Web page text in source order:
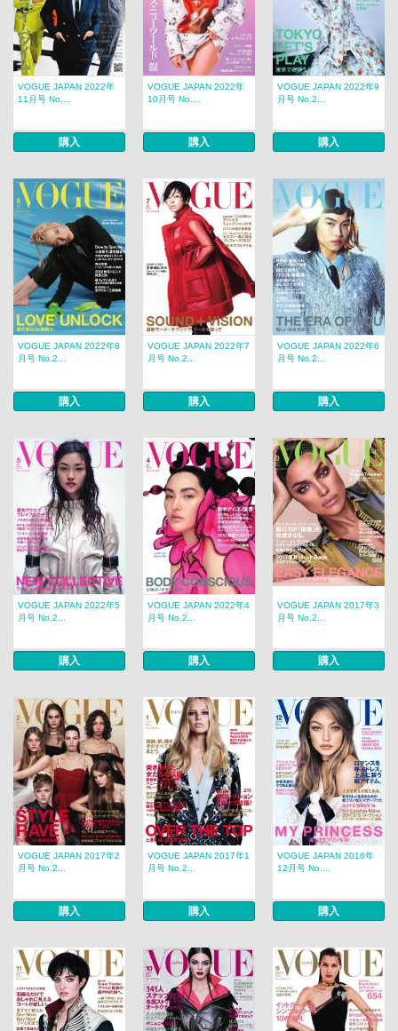
VOGUE JAPAN 2022年
11月号 No....
購入
VOGUE JAPAN 2022年
10月号 No....
購入
VOGUE JAPAN 2022年9
月号 No.2...
購入
VOGUE JAPAN 2022年8
月号 No.2...
購入
VOGUE JAPAN 2022年7
月号 No.2...
購入
VOGUE JAPAN 2022年6
月号 No.2...
購入
VOGUE JAPAN 2022年5
月号 No.2...
購入
VOGUE JAPAN 2022年4
月号 No.2...
購入
VOGUE JAPAN 2017年3
月号 No.2...
購入
VOGUE JAPAN 2017年2
月号 No.2...
購入
VOGUE JAPAN 2017年1
月号 No.2...
購入
VOGUE JAPAN 2016年
12月号 No....
購入